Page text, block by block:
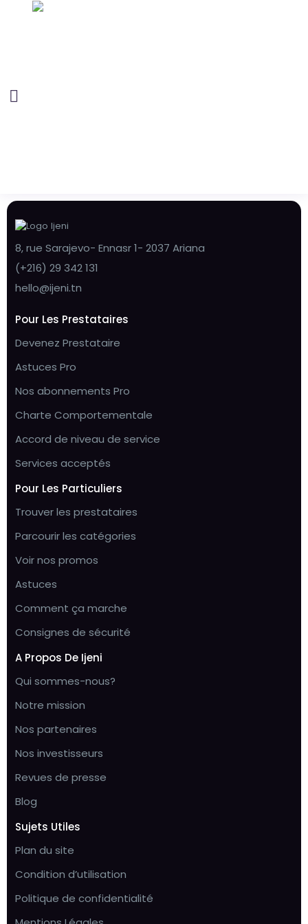
8, rue Sarajevo- Ennasr 1- 2037 Ariana
(+216) 29 342 131
hello@ijeni.tn
Pour Les Prestataires
Devenez Prestataire
Astuces Pro
Nos abonnements Pro
Charte Comportementale
Accord de niveau de service
Services acceptés
Pour Les Particuliers
Trouver les prestataires
Parcourir les catégories
Voir nos promos
Astuces
Comment ça marche
Consignes de sécurité
A Propos De Ijeni
Qui sommes-nous?
Notre mission
Nos partenaires
Nos investisseurs
Revues de presse
Blog
Sujets Utiles
Plan du site
Condition d’utilisation
Politique de confidentialité